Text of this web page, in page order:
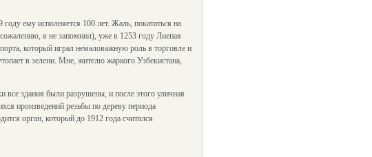
ему исполняется 100 лет. Жаль, покататься на
я не запомнил), уже в 1253 году Лиепая
который играл немаловажную роль в торговле и
в зелени. Мне, жителю жаркого Узбекистана,
все здания были разрушены, и после этого уличная
произведений резьбы по дереву периода
орган, который до 1912 года считался